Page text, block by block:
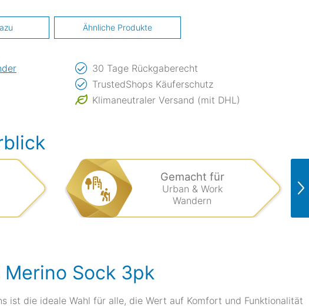
Ähnliche Produkte
30 Tage Rückgaberecht
TrustedShops Käuferschutz
Klimaneutraler Versand (mit DHL)
Gemacht für
Urban & Work
Wandern
Sock 3pk
ist die ideale Wahl für alle, die Wert auf Komfort und Funktionalität